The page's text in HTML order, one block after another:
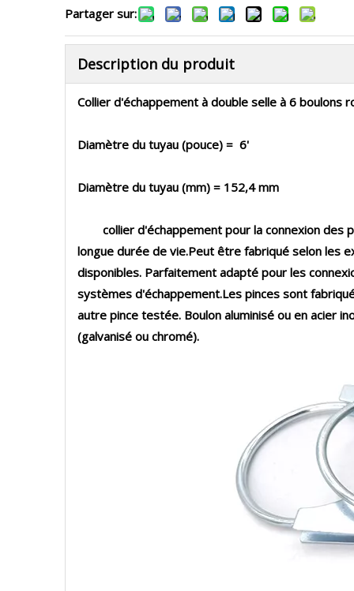
Partager sur:
Description du produit
Collier d'échappement à double selle à 6 boulons
Diamètre du tuyau (pouce) = 6'
Diamètre du tuyau (mm) = 152,4 mm
collier d'échappement pour la connexion des
longue durée de vie.Peut être fabriqué selon les
disponibles. Parfaitement adapté pour les
systèmes d'échappement.Les pinces sont
autre pince testée. Boulon aluminisé ou en acier
(galvanisé ou chromé).